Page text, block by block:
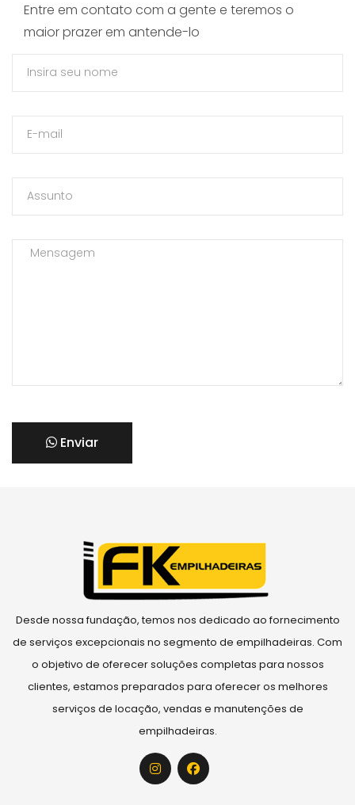
Entre em contato com a gente e teremos o
maior prazer em antende-lo
Enviar
Desde nossa fundação, temos nos dedicado ao fornecimento
de serviços excepcionais no segmento de empilhadeiras. Com
o objetivo de oferecer soluções completas para nossos
clientes, estamos preparados para oferecer os melhores
serviços de locação, vendas e manutenções de
empilhadeiras.